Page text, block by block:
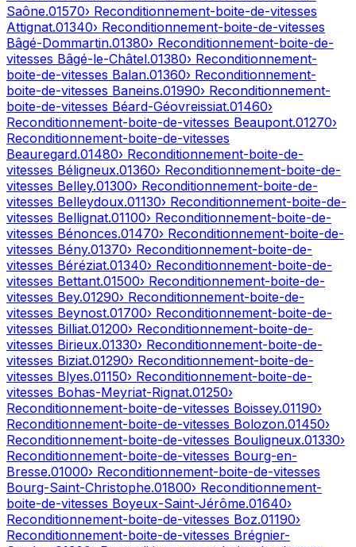
Saône.01570› Reconditionnement-boite-de-vitesses
Attignat.01340› Reconditionnement-boite-de-vitesses
Bâgé-Dommartin.01380› Reconditionnement-boite-de-
vitesses Bâgé-le-Châtel.01380› Reconditionnement-
boite-de-vitesses Balan.01360› Reconditionnement-
boite-de-vitesses Baneins.01990› Reconditionnement-
boite-de-vitesses Béard-Géovreissiat.01460›
Reconditionnement-boite-de-vitesses Beaupont.01270›
Reconditionnement-boite-de-vitesses
Beauregard.01480› Reconditionnement-boite-de-
vitesses Béligneux.01360› Reconditionnement-boite-de-
vitesses Belley.01300› Reconditionnement-boite-de-
vitesses Belleydoux.01130› Reconditionnement-boite-de-
vitesses Bellignat.01100› Reconditionnement-boite-de-
vitesses Bénonces.01470› Reconditionnement-boite-de-
vitesses Bény.01370› Reconditionnement-boite-de-
vitesses Béréziat.01340› Reconditionnement-boite-de-
vitesses Bettant.01500› Reconditionnement-boite-de-
vitesses Bey.01290› Reconditionnement-boite-de-
vitesses Beynost.01700› Reconditionnement-boite-de-
vitesses Billiat.01200› Reconditionnement-boite-de-
vitesses Birieux.01330› Reconditionnement-boite-de-
vitesses Biziat.01290› Reconditionnement-boite-de-
vitesses Blyes.01150› Reconditionnement-boite-de-
vitesses Bohas-Meyriat-Rignat.01250›
Reconditionnement-boite-de-vitesses Boissey.01190›
Reconditionnement-boite-de-vitesses Bolozon.01450›
Reconditionnement-boite-de-vitesses Bouligneux.01330›
Reconditionnement-boite-de-vitesses Bourg-en-
Bresse.01000› Reconditionnement-boite-de-vitesses
Bourg-Saint-Christophe.01800› Reconditionnement-
boite-de-vitesses Boyeux-Saint-Jérôme.01640›
Reconditionnement-boite-de-vitesses Boz.01190›
Reconditionnement-boite-de-vitesses Brégnier-